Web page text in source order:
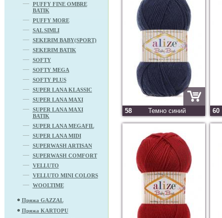
PUFFY FINE OMBRE
BATIK
PUFFY MORE
SAL SIMLI
SEKERIM BABY(SPORT)
SEKERIM BATIK
SOFTY
SOFTY MEGA
SOFTY PLUS
SUPER LANA KLASSIC
SUPER LANA MAXI
SUPER LANA MAXI
BATIK
SUPER LANA MEGAFIL
SUPER LANA MIDI
SUPERWASH ARTISAN
SUPERWASH COMFORT
VELLUTO
VELLUTO MINI COLORS
WOOLTIME
Пряжа GAZZAL
Пряжа KARTOPU
58 Темно синий 60